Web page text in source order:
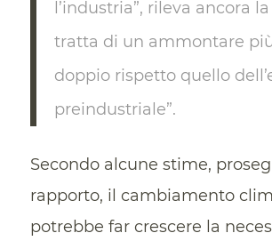
l’industria”, rileva ancora la
tratta di un ammontare
doppio rispetto quello
preindustriale”.
Secondo alcune stime,
rapporto, il cambiamento
potrebbe far crescere la